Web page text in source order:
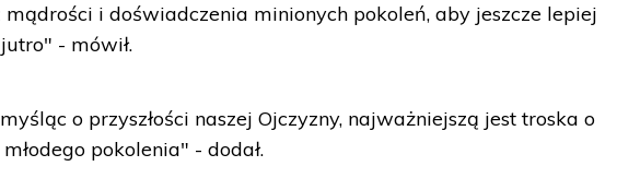
i doświadczenia minionych pokoleń, aby jeszcze lepiej
- mówił.
o przyszłości naszej Ojczyzny, najważniejszą jest troska o
pokolenia" - dodał.